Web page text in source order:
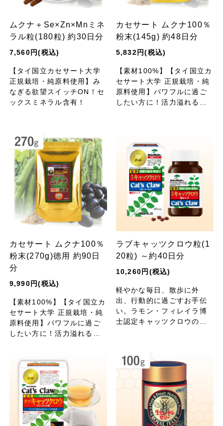
ムクナ＋Se×Zn×Mnミネ
ラル粒(180粒) 約30日分
7,560円(税込)
【タイ国立カセサート大学
正規栽培・純原料使用】み
なぎる欲望スイッチON！セ
ックスミネラル含有！
カセサート ムクナ100％
粉末(145g) 約48日分
5,832円(税込)
【素材100%】【タイ国立カ
セサート大学 正規栽培・純
原料使用】パワフルに過ご
したい方に！活力溢れる健
カセサート ムクナ100％
粉末(270g)徳用 約90日
分
9,990円(税込)
【素材100%】【タイ国立カ
セサート大学 正規栽培・純
原料使用】パワフルに過ご
したい方に！活力溢れる健
ラブキャッツクロウ粒(1
20粒) ～約40日分
10,260円(税込)
軽やかな毎日、散歩に外
出、行動的に過ごすお手伝
い。ラモン・フィレイラ博
士認定キャッツクロウの樹
しました。